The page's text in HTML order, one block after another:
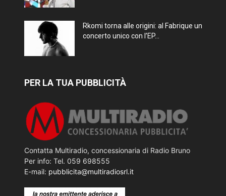
Rkomi torna alle origini: al Fabrique un
concerto unico con l’EP...
PER LA TUA PUBBLICITÀ
Contatta Multiradio, concessionaria di Radio Bruno
Per info: Tel. 059 698555
E-mail: pubblicita@multiradiosrl.it